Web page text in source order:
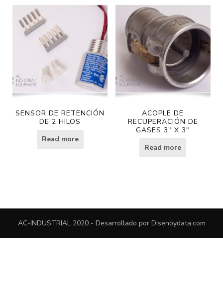
SENSOR DE RETENCIÓN
DE 2 HILOS
Read more
ACOPLE DE
RECUPERACIÓN DE
GASES 3″ X 3″
Read more
AC-INDUSTRIAL 2020 - Desarrollado por Disenoydata.com